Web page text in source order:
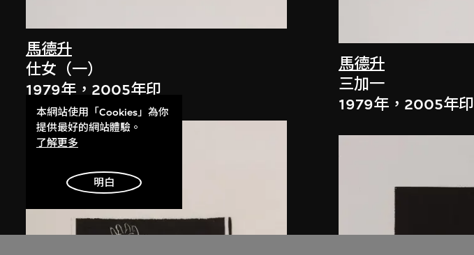
馬德升
仕女（一）
1979年，2005年印
馬德升
三加一
1979年，2005年印
本網站使用「Cookies」為你
提供最好的網站體驗。
了解更多
明白